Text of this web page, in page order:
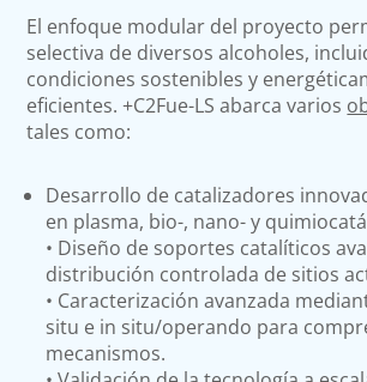
El enfoque modular del proyecto
selectiva de diversos alcoholes,
condiciones sostenibles y
eficientes. +C2Fue-LS abarca varios
tales como:
Desarrollo de catalizadores
en plasma, bio-, nano- y
• Diseño de soportes catalíticos
distribución controlada de sitios
• Caracterización avanzada
situ e in situ/operando para
mecanismos.